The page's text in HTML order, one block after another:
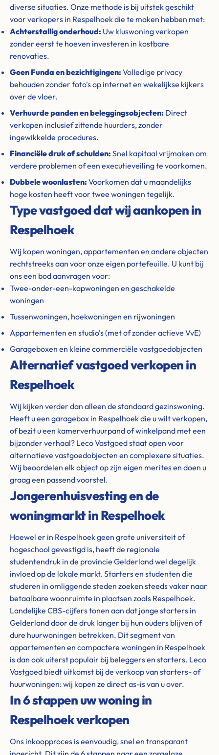
diverse situaties. Onze methode is bij uitstek geschikt
voor verkopers in Respelhoek die te maken hebben met:
Achterstallig onderhoud: Uw kluswoning verkopen
zonder eerst te hoeven investeren in kostbare
renovaties.
Geen Funda en bezichtigingen: Volledige privacy
behouden zonder foto's op internet en wekelijkse kijkers
over de vloer.
Verhuurde panden en beleggingsobjecten: Direct
verkopen inclusief zittende huurders, zonder
ingewikkelde procedures.
Financiële druk of schulden: Snel kapitaal vrijmaken om
verdere problemen of een executieveiling te voorkomen.
Dubbele woonlasten: Voorkomen dat u maandelijks
hoge kosten heeft voor twee woningen tegelijk.
Type vastgoed dat wij aankopen in
Respelhoek
Wij kopen woningen, appartementen en andere objecten
rechtstreeks aan voor onze eigen portefeuille. U kunt bij
ons een bod aanvragen voor:
Twee-onder-een-kapwoningen en geschakelde
woningen
Tussenwoningen, hoekwoningen en rijwoningen
Appartementen en studio's (met of zonder actieve VvE)
Garageboxen en kleine commerciële vastgoedobjecten
Alternatief vastgoed verkopen in
Respelhoek
Wij kijken verder dan alleen de standaard gezinswoning.
Heeft u een garagebox in Respelhoek die u wilt verkopen,
of bezit u een kamerverhuurpand of winkelpand met een
bijzonder verhaal? Leco Vastgoed staat open voor
alternatieve vastgoedobjecten en complexere situaties.
Wij beoordelen elk object op zijn eigen merites en doen u
graag een passend voorstel.
Jongerenhuisvesting en de
woningmarkt in Respelhoek
Hoewel er in Respelhoek geen grote universiteit of
hogeschool gevestigd is, heeft de regionale
studentendruk in de provincie Gelderland wel degelijk
invloed op de lokale markt. Starters en studenten die
studeren in omliggende steden zoeken steeds vaker naar
betaalbare woonruimte in plaatsen zoals Respelhoek.
Landelijke CBS-cijfers tonen aan dat jonge starters in
Gelderland door de druk langer bij hun ouders blijven of
dure huurwoningen betrekken. Dit segment van
appartementen en compactere woningen in Respelhoek
is dan ook uiterst populair bij beleggers en starters. Leco
Vastgoed biedt uitkomst bij de verkoop van starters- of
huurwoningen: wij kopen ze direct as-is van u over.
In 6 stappen uw woning in
Respelhoek verkopen
Ons inkoopproces is eenvoudig, snel en transparant